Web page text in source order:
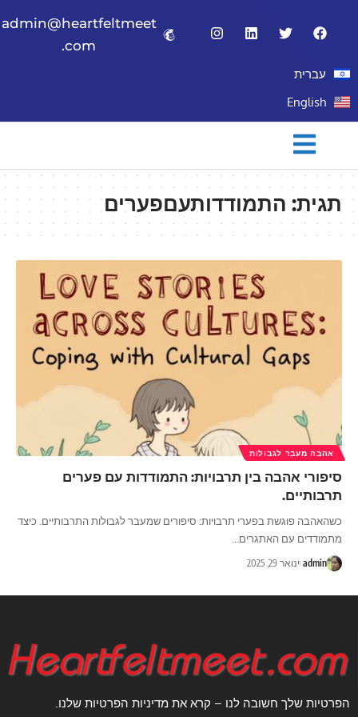
admin@heartfeltmeet
.com
עברית
English
תגית:התמודדותעםפערים
אהבה מעבר לגבולות
סיפורי אהבה בין תרבויות: התמודדות עם פערים
תרבותיים.
כשהאהבה פוגשת בפערי תרבויות: סיפורים שמעבר לגבולות התרבותיים. כיצד
מתמודדים עם האתגרים…
admin ינואר 29, 2025
הפרטיות שלך חשובה לנו – קרא את מדיניות הפרטיות שלנו.